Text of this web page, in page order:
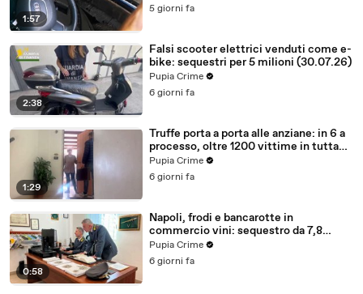
1:57
5 giorni fa
2:38
Falsi scooter elettrici venduti come e-
bike: sequestri per 5 milioni (30.07.26)
Pupia Crime
6 giorni fa
1:29
Truffe porta a porta alle anziane: in 6 a
processo, oltre 1200 vittime in tutta
Italia (30.07.26)
Pupia Crime
6 giorni fa
0:58
Napoli, frodi e bancarotte in
commercio vini: sequestro da 7,8
milioni (30.07.26)
Pupia Crime
6 giorni fa